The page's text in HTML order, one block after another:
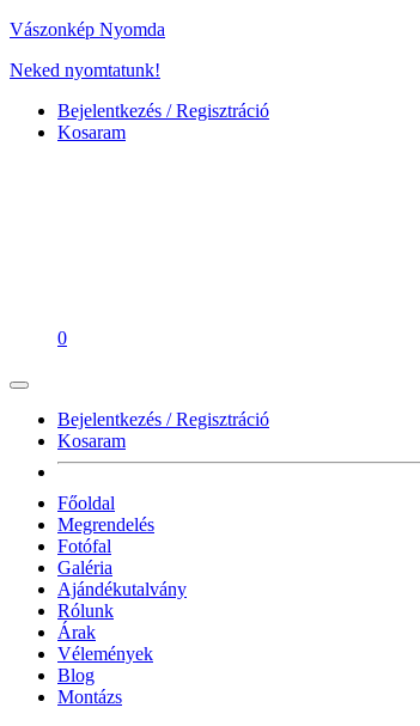
Vászonkép Nyomda
Neked nyomtatunk!
Bejelentkezés / Regisztráció
Kosaram
0
Bejelentkezés / Regisztráció
Kosaram
Főoldal
Megrendelés
Fotófal
Galéria
Ajándékutalvány
Rólunk
Árak
Vélemények
Blog
Montázs